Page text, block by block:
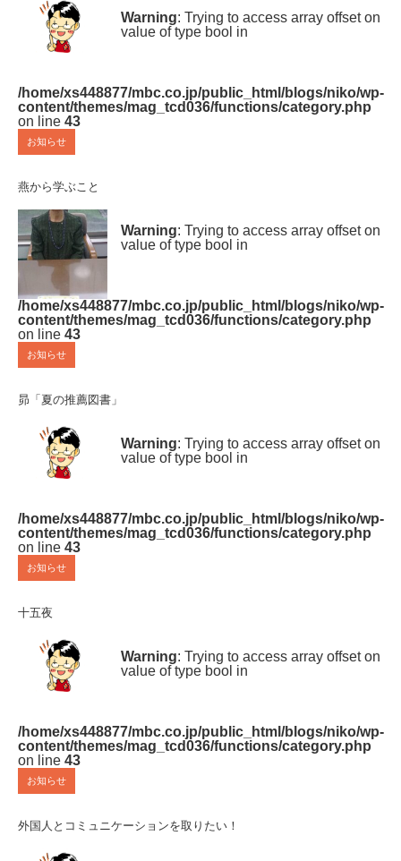
Warning: Trying to access array offset on
value of type bool in
/home/xs448877/mbc.co.jp/public_html/blogs/niko/wp-
content/themes/mag_tcd036/functions/category.php
on line 43
お知らせ
燕から学ぶこと
Warning: Trying to access array offset on
value of type bool in
/home/xs448877/mbc.co.jp/public_html/blogs/niko/wp-
content/themes/mag_tcd036/functions/category.php
on line 43
お知らせ
昴「夏の推薦図書」
Warning: Trying to access array offset on
value of type bool in
/home/xs448877/mbc.co.jp/public_html/blogs/niko/wp-
content/themes/mag_tcd036/functions/category.php
on line 43
お知らせ
十五夜
Warning: Trying to access array offset on
value of type bool in
/home/xs448877/mbc.co.jp/public_html/blogs/niko/wp-
content/themes/mag_tcd036/functions/category.php
on line 43
お知らせ
外国人とコミュニケーションを取りたい！